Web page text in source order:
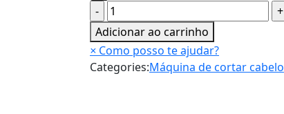
Wahl
Legend
Cordless
Clipper
Sem
Adicionar ao carrinho
× Como posso te ajudar?
Categories:Máquina de cortar cabelo